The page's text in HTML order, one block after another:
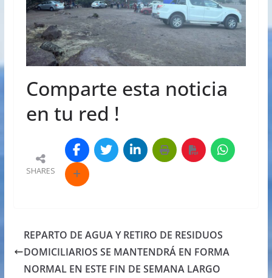
Comparte esta noticia
en tu red !
SHARES
REPARTO DE AGUA Y RETIRO DE RESIDUOS
DOMICILIARIOS SE MANTENDRÁ EN FORMA
NORMAL EN ESTE FIN DE SEMANA LARGO